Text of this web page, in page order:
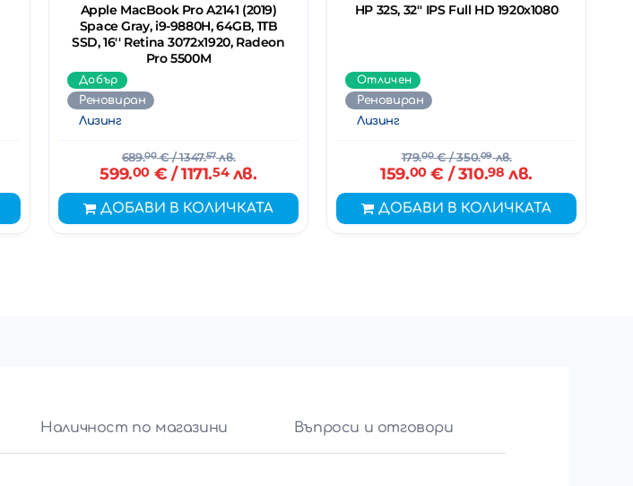
Apple MacBook Pro A2141 (2019)
Space Gray, i9-9880H, 64GB, 1TB
SSD, 16'' Retina 3072x1920, Radeon
Pro 5500M
Добър
Реновиран
Лизинг
689.00€/ 1347.57лв.
599.00€ / 1171.54лв.
ДОБАВИ В КОЛИЧКАТА
HP 32S, 32'' IPS Full HD 1920x1080
Отличен
Реновиран
Лизинг
179.00€/ 350.09лв.
159.00€ / 310.98 лв.
ДОБАВИ В КОЛИЧКАТА
Наличност по магазини Въпроси и отговори